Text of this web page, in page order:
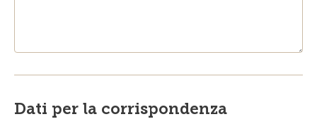
Dati per la corrispondenza